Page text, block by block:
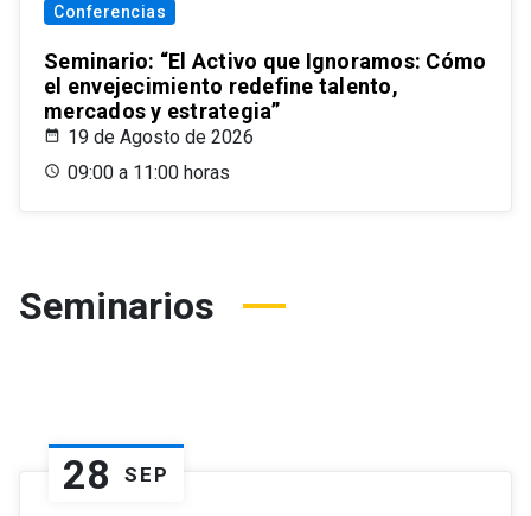
Conferencias
Seminario: “El Activo que Ignoramos: Cómo
el envejecimiento redefine talento,
mercados y estrategia”
19 de Agosto de 2026
09:00 a 11:00 horas
Seminarios
28 SEP